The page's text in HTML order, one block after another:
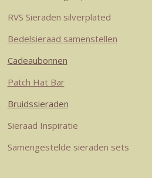
RVS Sieraden silverplated
Bedelsieraad samenstellen
Cadeaubonnen
Patch Hat Bar
Bruidssieraden
Sieraad Inspiratie
Samengestelde sieraden sets